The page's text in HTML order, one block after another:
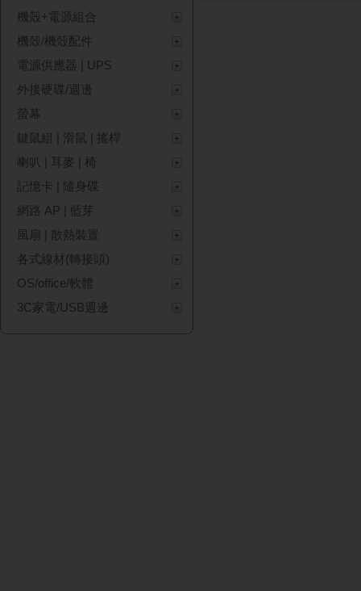
機殼+電源組合
機殼/機殼配件
電源供應器 | UPS
外接硬碟/週邊
螢幕
鍵鼠組 | 滑鼠 | 搖桿
喇叭 | 耳麥 | 椅
記憶卡 | 隨身碟
網路 AP | 藍芽
風扇 | 散熱裝置
各式線材(轉接頭)
OS/office/軟體
3C家電/USB週邊